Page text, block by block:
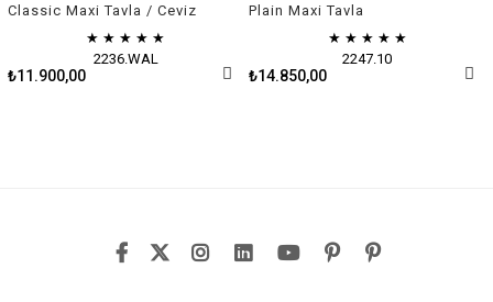
Classic Maxi Tavla / Ceviz
★ ★ ★ ★ ★
2236.WAL
₺11.900,00
Plain Maxi Tavla
★ ★ ★ ★ ★
2247.10
₺14.850,00